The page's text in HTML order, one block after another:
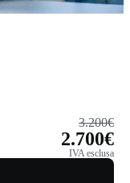
3.200€
2.700€
IVA esclusa